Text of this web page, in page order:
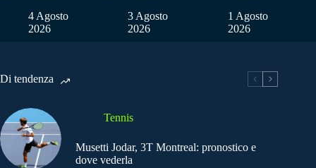
4 Agosto
2026
3 Agosto
2026
1 Agosto
2026
Di tendenza
Tennis
Musetti Jodar, 3T Montreal: pronostico e
dove vederla